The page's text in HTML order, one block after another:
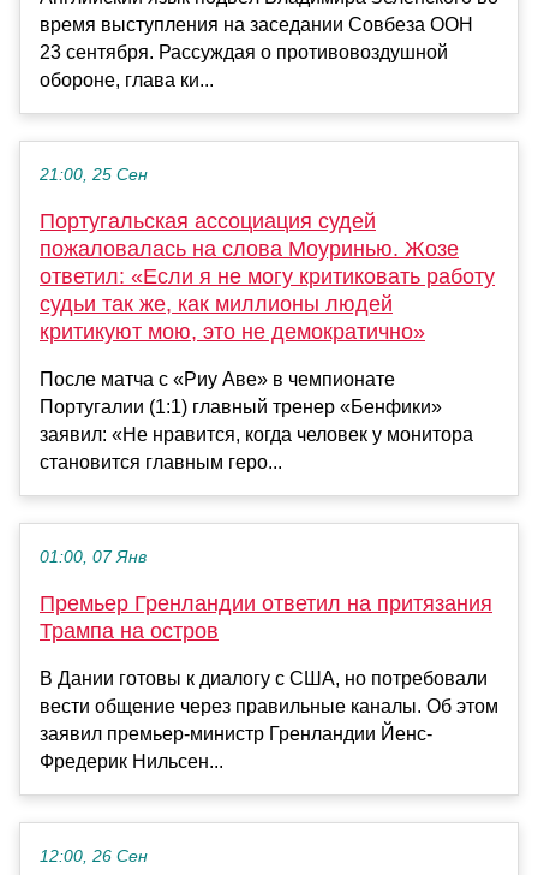
время выступления на заседании Совбеза ООН
23 сентября. Рассуждая о противовоздушной
обороне, глава ки...
21:00, 25 Сен
Португальская ассоциация судей
пожаловалась на слова Моуринью. Жозе
ответил: «Если я не могу критиковать работу
судьи так же, как миллионы людей
критикуют мою, это не демократично»
После матча с «Риу Аве» в чемпионате
Португалии (1:1) главный тренер «Бенфики»
заявил: «Не нравится, когда человек у монитора
становится главным геро...
01:00, 07 Янв
Премьер Гренландии ответил на притязания
Трампа на остров
В Дании готовы к диалогу с США, но потребовали
вести общение через правильные каналы. Об этом
заявил премьер-министр Гренландии Йенс-
Фредерик Нильсен...
12:00, 26 Сен